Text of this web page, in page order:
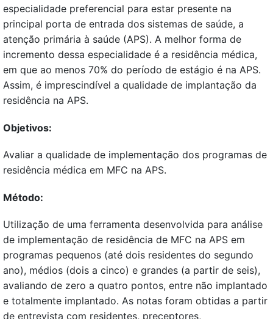
especialidade preferencial para estar presente na
principal porta de entrada dos sistemas de saúde, a
atenção primária à saúde (APS). A melhor forma de
incremento dessa especialidade é a residência médica,
em que ao menos 70% do período de estágio é na APS.
Assim, é imprescindível a qualidade de implantação da
residência na APS.
Objetivos:
Avaliar a qualidade de implementação dos programas de
residência médica em MFC na APS.
Método:
Utilização de uma ferramenta desenvolvida para análise
de implementação de residência de MFC na APS em
programas pequenos (até dois residentes do segundo
ano), médios (dois a cinco) e grandes (a partir de seis),
avaliando de zero a quatro pontos, entre não implantado
e totalmente implantado. As notas foram obtidas a partir
de entrevista com residentes, preceptores,